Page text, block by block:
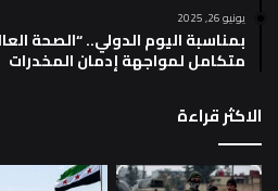
يونيو 26, 2025
بمناسبة اليوم الدولي.. “الصحة
متكامل لمواجهة إدمان المخدرات
الاكثر قراءة